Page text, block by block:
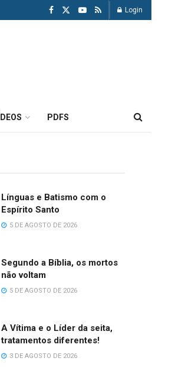
Login
PDFS
Línguas e Batismo com o
Espírito Santo
5 DE AGOSTO DE 2026
Segundo a Bíblia, os mortos
não voltam
5 DE AGOSTO DE 2026
A Vítima e o Líder da seita,
tratamentos diferentes!
3 DE AGOSTO DE 2026